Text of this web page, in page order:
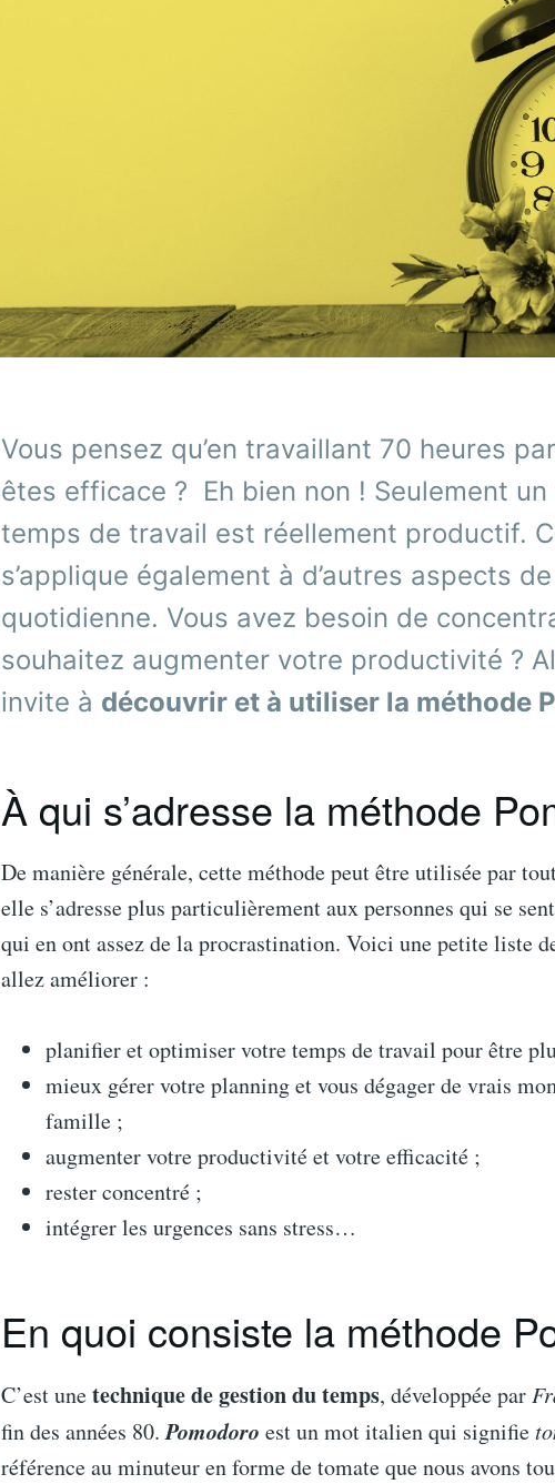
Vous pensez qu’en travaillant 70 heures
êtes efficace ? Eh bien non ! Seulement
temps de travail est réellement productif.
s’applique également à d’autres aspects
quotidienne. Vous avez besoin de
souhaitez augmenter votre productivité ?
invite à découvrir et à utiliser la méthode
À qui s’adresse la méthode
De manière générale, cette méthode peut être utilisée par
elle s’adresse plus particulièrement aux personnes qui se
qui en ont assez de la procrastination. Voici une petite liste
allez améliorer :
planifier et optimiser votre temps de travail pour être
mieux gérer votre planning et vous dégager de vrais
famille ;
augmenter votre productivité et votre efficacité ;
rester concentré ;
intégrer les urgences sans stress…
En quoi consiste la méthode
C’est unetechnique de gestion du temps, développée par
fin des années 80.Pomodoro est un mot italien qui signifie
référence au minuteur en forme de tomate que nous avons